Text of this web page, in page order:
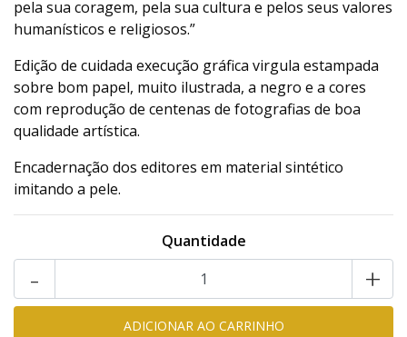
pela sua coragem, pela sua cultura e pelos seus valores
humanísticos e religiosos.”
Edição de cuidada execução gráfica virgula estampada
sobre bom papel, muito ilustrada, a negro e a cores
com reprodução de centenas de fotografias de boa
qualidade artística.
Encadernação dos editores em material sintético
imitando a pele.
Quantidade
+
-